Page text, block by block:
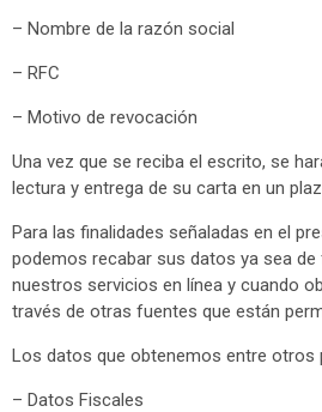
– Nombre de la razón social
– RFC
– Motivo de revocación
Una vez que se reciba el escrito, se
lectura y entrega de su carta en un
Para las finalidades señaladas en el
podemos recabar sus datos ya sea
nuestros servicios en línea y cuando
través de otras fuentes que están
Los datos que obtenemos entre otros
– Datos Fiscales